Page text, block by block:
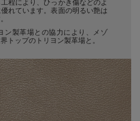
程により、ひっかき傷などのよ
れています。表面の明るい艶は
ン製革場との協力により、メゾ
トップのトリヨン製革場と。